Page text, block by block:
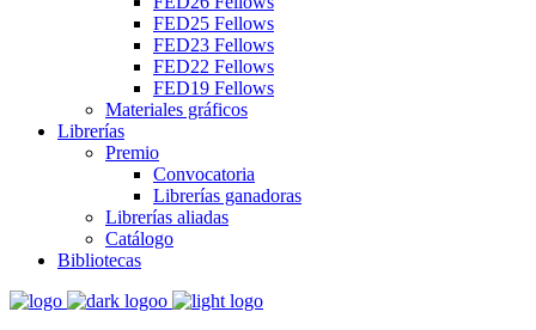
FED25 Fellows
FED23 Fellows
FED22 Fellows
FED19 Fellows
Materiales gráficos
Librerías
Premio
Convocatoria
Librerías ganadoras
Librerías aliadas
Catálogo
Bibliotecas